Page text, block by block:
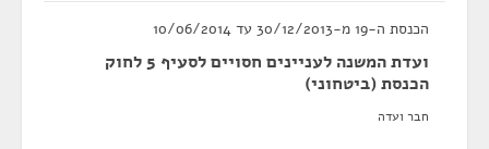
הכנסת ה-19 מ-30/12/2013 עד 10/06/2014
ועדת המשנה לעניינים חסויים לסעיף 5 לחוק
הכנסת (ביטחוני)
חבר ועדה